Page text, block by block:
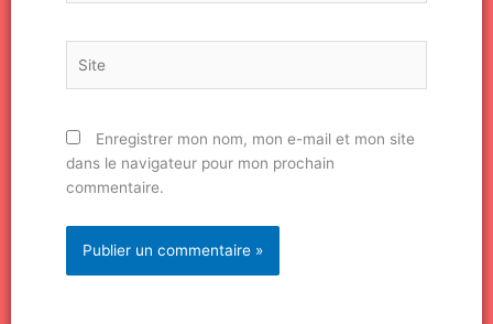
Enregistrer mon nom, mon e-mail et mon site
dans le navigateur pour mon prochain
commentaire.